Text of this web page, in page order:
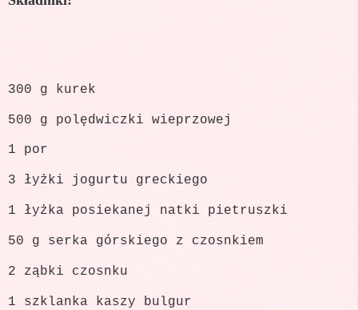
300 g kurek
500 g polędwiczki wieprzowej
1 por
3 łyżki jogurtu greckiego
1 łyżka posiekanej natki pietruszki
50 g serka górskiego z czosnkiem
2 ząbki czosnku
1 szklanka kaszy bulgur